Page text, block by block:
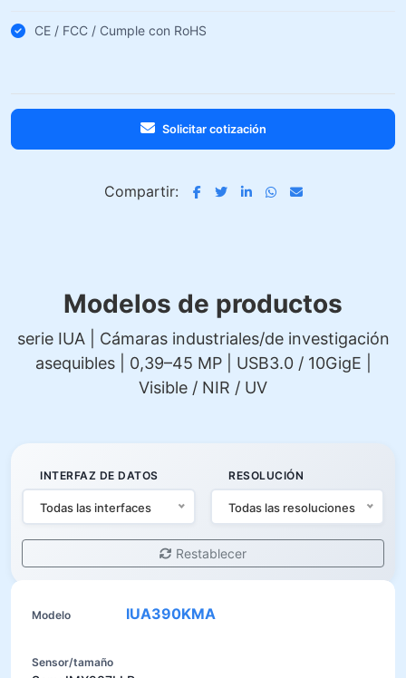
CE / FCC / Cumple con RoHS
Solicitar cotización
Compartir:
Modelos de productos
serie IUA | Cámaras industriales/de investigación
asequibles | 0,39–45 MP | USB3.0 / 10GigE |
Visible / NIR / UV
INTERFAZ DE DATOS
Todas las interfaces
RESOLUCIÓN
Todas las resoluciones
Restablecer
IUA390KMA